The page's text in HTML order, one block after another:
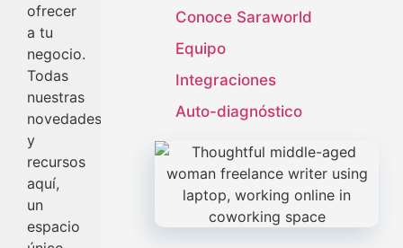
ofrecer
a tu
negocio.
Todas
nuestras
novedades
y
recursos
aquí,
un
espacio
Conoce Saraworld
Equipo
Integraciones
Auto-diagnóstico